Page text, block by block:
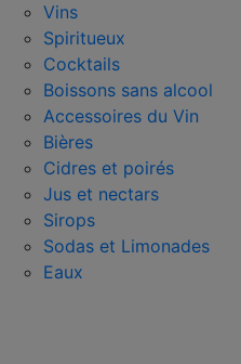
Vins
Spiritueux
Cocktails
Boissons sans alcool
Accessoires du Vin
Bières
Cidres et poirés
Jus et nectars
Sirops
Sodas et Limonades
Eaux